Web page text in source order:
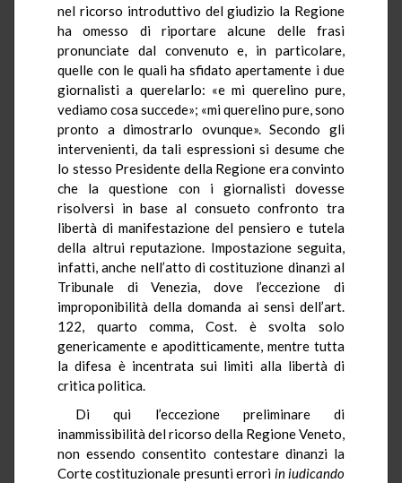
nel ricorso introduttivo del giudizio la Regione
ha omesso di riportare alcune delle frasi
pronunciate dal convenuto e, in particolare,
quelle con le quali ha sfidato apertamente i due
giornalisti a querelarlo: «e mi querelino pure,
vediamo cosa succede»; «mi querelino pure, sono
pronto a dimostrarlo ovunque». Secondo gli
intervenienti, da tali espressioni si desume che
lo stesso Presidente della Regione era convinto
che la questione con i giornalisti dovesse
risolversi in base al consueto confronto tra
libertà di manifestazione del pensiero e tutela
della altrui reputazione. Impostazione seguita,
infatti, anche nell’atto di costituzione dinanzi al
Tribunale di Venezia, dove l’eccezione di
improponibilità della domanda ai sensi dell’art.
122, quarto comma, Cost. è svolta solo
genericamente e apoditticamente, mentre tutta
la difesa è incentrata sui limiti alla libertà di
critica politica.
Di qui l’eccezione preliminare di
inammissibilità del ricorso della Regione Veneto,
non essendo consentito contestare dinanzi la
Corte costituzionale presunti errori in iudicando